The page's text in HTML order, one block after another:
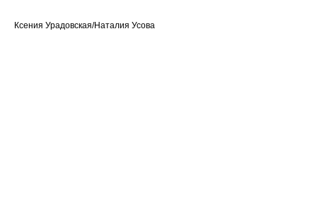
Ксения Урадовская/Наталия Усова